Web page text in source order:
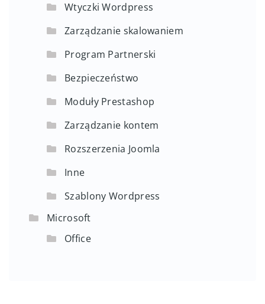
Wtyczki Wordpress
Zarządzanie skalowaniem
Program Partnerski
Bezpieczeństwo
Moduły Prestashop
Zarządzanie kontem
Rozszerzenia Joomla
Inne
Szablony Wordpress
Microsoft
Office